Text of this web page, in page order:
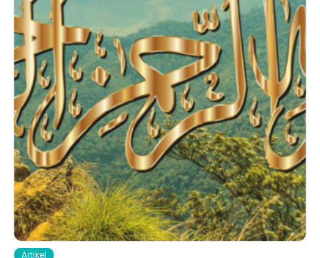
Artikel